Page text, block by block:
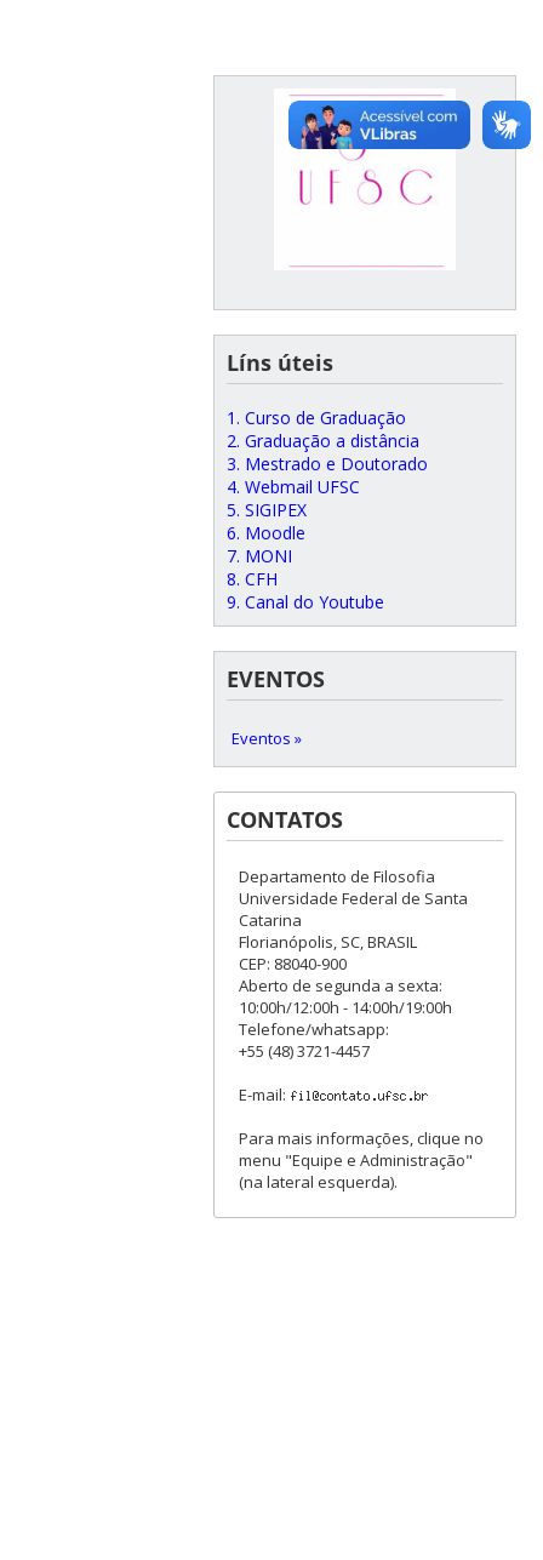
Líns úteis
1. Curso de Graduação
2. Graduação a distância
3. Mestrado e Doutorado
4. Webmail UFSC
5. SIGIPEX
6. Moodle
7. MONI
8. CFH
9. Canal do Youtube
EVENTOS
Eventos »
CONTATOS
Departamento de Filosofia
Universidade Federal de Santa
Catarina
Florianópolis, SC, BRASIL
CEP: 88040-900
Aberto de segunda a sexta:
10:00h/12:00h - 14:00h/19:00h
Telefone/whatsapp:
+55 (48) 3721-4457
E-mail:
Para mais informações, clique no
menu "Equipe e Administração"
(na lateral esquerda).